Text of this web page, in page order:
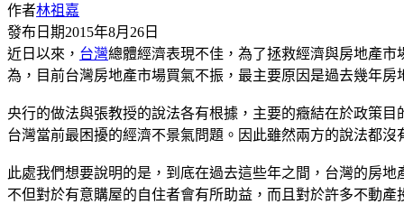
作者林祖嘉
發布日期2015年8月26日
近日以來， 台灣總體經濟表現不佳，為了拯救經濟與房地產
為，目前台灣房地產市場買氣不振，最主要原因是過去幾年房
央行的做法與張教授的說法各有根據，主要的癥結在於政策
台灣當前最困擾的經濟不景氣問題。因此雖然兩方的說法都
此處我們想要說明的是，到底在過去這些年之間，台灣的房
不但對於有意購屋的自住者會有所助益，而且對於許多不動產